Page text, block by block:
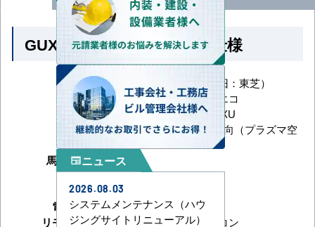
GUXA05613JP1XU の商品仕様
メーカー
日本キヤリア（旧：東芝）
シリーズ
ウルトラパワーエコ
型番
GUXA05613JP1XU
形状
天井カセット4方向（プラズマ空
馬力（能力）
2.3馬力
冷房能力
暖房能力
電源タイプ
単相200V
リモコンタイプ
ワイヤレスリモコン
newspaperニュース
2026.08.03
システムメンテナンス（ハウ
ジングサイトリニューアル）